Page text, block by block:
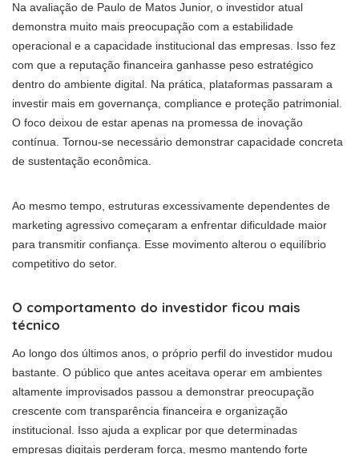
Na avaliação de Paulo de Matos Junior, o investidor atual
demonstra muito mais preocupação com a estabilidade
operacional e a capacidade institucional das empresas. Isso fez
com que a reputação financeira ganhasse peso estratégico
dentro do ambiente digital. Na prática, plataformas passaram a
investir mais em governança, compliance e proteção patrimonial.
O foco deixou de estar apenas na promessa de inovação
contínua. Tornou-se necessário demonstrar capacidade concreta
de sustentação econômica.
Ao mesmo tempo, estruturas excessivamente dependentes de
marketing agressivo começaram a enfrentar dificuldade maior
para transmitir confiança. Esse movimento alterou o equilíbrio
competitivo do setor.
O comportamento do investidor ficou mais
técnico
Ao longo dos últimos anos, o próprio perfil do investidor mudou
bastante. O público que antes aceitava operar em ambientes
altamente improvisados passou a demonstrar preocupação
crescente com transparência financeira e organização
institucional. Isso ajuda a explicar por que determinadas
empresas digitais perderam força, mesmo mantendo forte